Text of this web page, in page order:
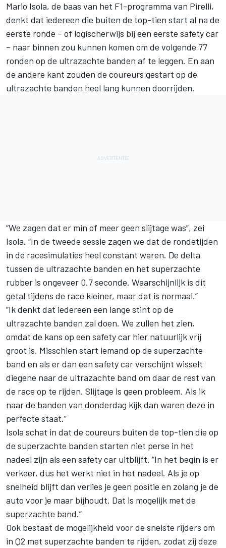
Mario Isola, de baas van het F1-programma van Pirelli,
denkt dat iedereen die buiten de top-tien start al na de
eerste ronde – of logischerwijs bij een eerste safety car
– naar binnen zou kunnen komen om de volgende 77
ronden op de ultrazachte banden af te leggen. En aan
de andere kant zouden de coureurs gestart op de
ultrazachte banden heel lang kunnen doorrijden.
“We zagen dat er min of meer geen slijtage was”, zei
Isola. “In de tweede sessie zagen we dat de rondetijden
in de racesimulaties heel constant waren. De delta
tussen de ultrazachte banden en het superzachte
rubber is ongeveer 0.7 seconde. Waarschijnlijk is dit
getal tijdens de race kleiner, maar dat is normaal.”
“Ik denkt dat iedereen een lange stint op de
ultrazachte banden zal doen. We zullen het zien,
omdat de kans op een safety car hier natuurlijk vrij
groot is. Misschien start iemand op de superzachte
band en als er dan een safety car verschijnt wisselt
diegene naar de ultrazachte band om daar de rest van
de race op te rijden. Slijtage is geen probleem. Als ik
naar de banden van donderdag kijk dan waren deze in
perfecte staat.”
Isola schat in dat de coureurs buiten de top-tien die op
de superzachte banden starten niet perse in het
nadeel zijn als een safety car uitblijft. “In het begin is er
verkeer, dus het werkt niet in het nadeel. Als je op
snelheid blijft dan verlies je geen positie en zolang je de
auto voor je maar bijhoudt. Dat is mogelijk met de
superzachte band.”
Ook bestaat de mogelijkheid voor de snelste rijders om
in Q2 met superzachte banden te rijden, zodat zij deze